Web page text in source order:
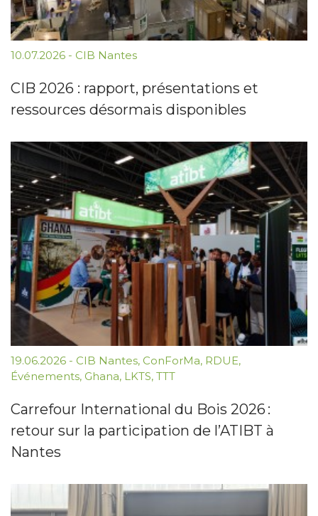
10.07.2026 - CIB Nantes
CIB 2026 : rapport, présentations et
ressources désormais disponibles
19.06.2026 - CIB Nantes, ConForMa, RDUE,
Événements, Ghana, LKTS, TTT
Carrefour International du Bois 2026 :
retour sur la participation de l’ATIBT à
Nantes